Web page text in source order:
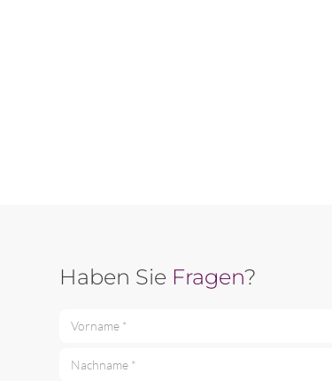
Haben Sie Fragen?
Vorname *
Nachname *